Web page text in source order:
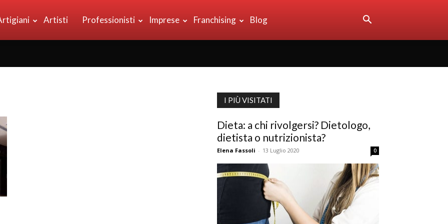
Artisti Professionisti Imprese Franchising Blog
I PIÙ VISITATI
Dieta: a chi rivolgersi? Dietologo,
dietista o nutrizionista?
Elena Fassoli - 13 Luglio 2020 0